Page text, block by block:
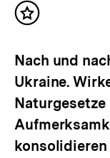
Inhalt
Nach und
Ukraine.
Naturgesetze